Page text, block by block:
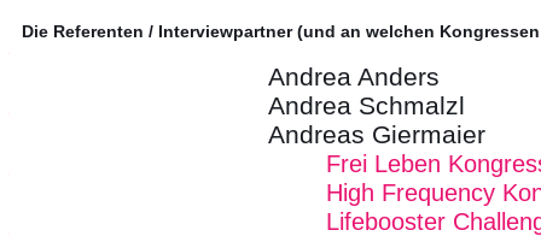
Die Referenten / Interviewpartner (und an welchen
Andrea Anders
Andrea Schmalzl
Andreas Giermaier
Frei Leben
High Frequency
Lifebooster